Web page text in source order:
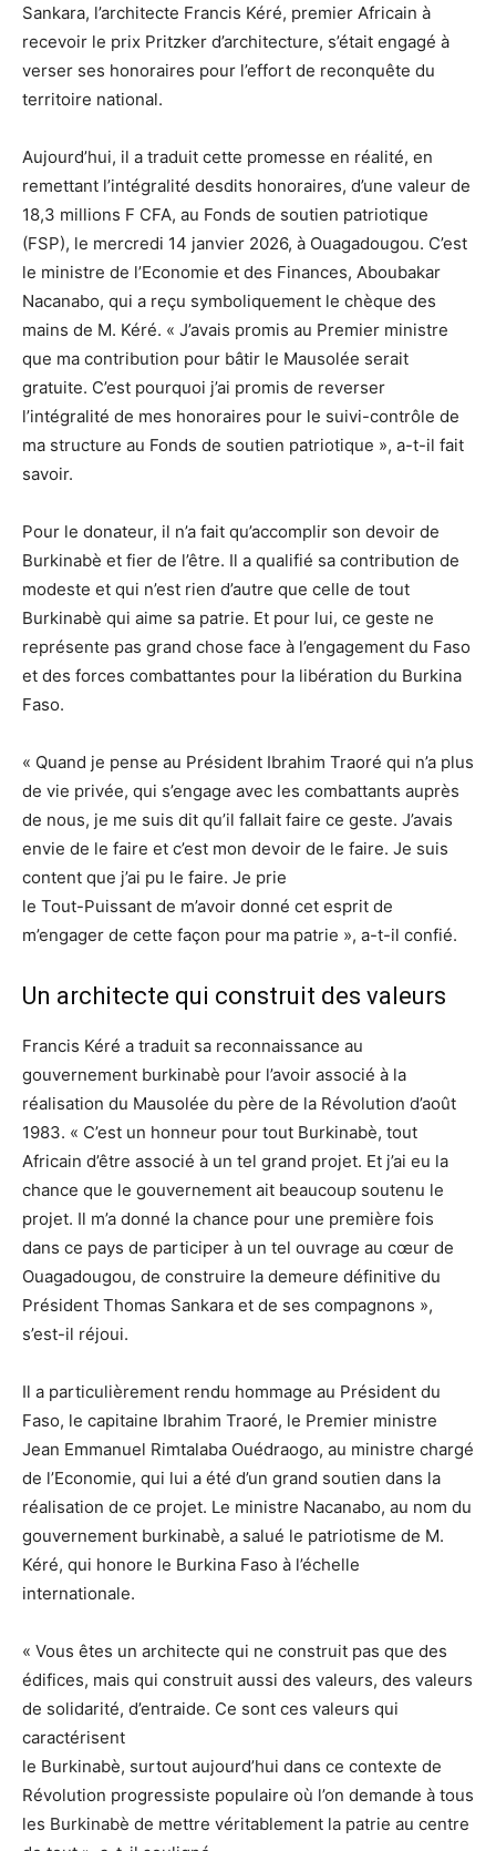
Sankara, l’architecte Francis Kéré, premier Africain à
recevoir le prix Pritzker d’architecture, s’était engagé à
verser ses honoraires pour l’effort de reconquête du
territoire national.
Aujourd’hui, il a traduit cette promesse en réalité, en
remettant l’intégralité desdits honoraires, d’une valeur de
18,3 millions F CFA, au Fonds de soutien patriotique
(FSP), le mercredi 14 janvier 2026, à Ouagadougou. C’est
le ministre de l’Economie et des Finances, Aboubakar
Nacanabo, qui a reçu symboliquement le chèque des
mains de M. Kéré. « J’avais promis au Premier ministre
que ma contribution pour bâtir le Mausolée serait
gratuite. C’est pourquoi j’ai promis de reverser
l’intégralité de mes honoraires pour le suivi-contrôle de
ma structure au Fonds de soutien patriotique », a-t-il fait
savoir.
Pour le donateur, il n’a fait qu’accomplir son devoir de
Burkinabè et fier de l’être. Il a qualifié sa contribution de
modeste et qui n’est rien d’autre que celle de tout
Burkinabè qui aime sa patrie. Et pour lui, ce geste ne
représente pas grand chose face à l’engagement du Faso
et des forces combattantes pour la libération du Burkina
Faso.
« Quand je pense au Président Ibrahim Traoré qui n’a plus
de vie privée, qui s’engage avec les combattants auprès
de nous, je me suis dit qu’il fallait faire ce geste. J’avais
envie de le faire et c’est mon devoir de le faire. Je suis
content que j’ai pu le faire. Je prie
le Tout-Puissant de m’avoir donné cet esprit de
m’engager de cette façon pour ma patrie », a-t-il confié.
Un architecte qui construit des valeurs
Francis Kéré a traduit sa reconnaissance au
gouvernement burkinabè pour l’avoir associé à la
réalisation du Mausolée du père de la Révolution d’août
1983. « C’est un honneur pour tout Burkinabè, tout
Africain d’être associé à un tel grand projet. Et j’ai eu la
chance que le gouvernement ait beaucoup soutenu le
projet. Il m’a donné la chance pour une première fois
dans ce pays de participer à un tel ouvrage au cœur de
Ouagadougou, de construire la demeure définitive du
Président Thomas Sankara et de ses compagnons »,
s’est-il réjoui.
Il a particulièrement rendu hommage au Président du
Faso, le capitaine Ibrahim Traoré, le Premier ministre
Jean Emmanuel Rimtalaba Ouédraogo, au ministre chargé
de l’Economie, qui lui a été d’un grand soutien dans la
réalisation de ce projet. Le ministre Nacanabo, au nom du
gouvernement burkinabè, a salué le patriotisme de M.
Kéré, qui honore le Burkina Faso à l’échelle
internationale.
« Vous êtes un architecte qui ne construit pas que des
édifices, mais qui construit aussi des valeurs, des valeurs
de solidarité, d’entraide. Ce sont ces valeurs qui
caractérisent
le Burkinabè, surtout aujourd’hui dans ce contexte de
Révolution progressiste populaire où l’on demande à tous
les Burkinabè de mettre véritablement la patrie au centre